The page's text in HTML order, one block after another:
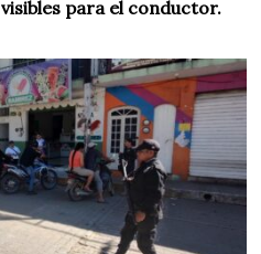
para el conductor.